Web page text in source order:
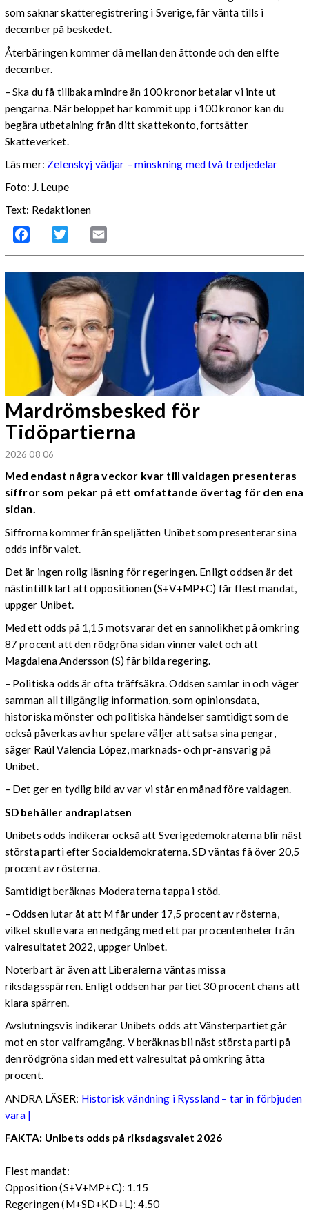
som saknar skatteregistrering i Sverige, får vänta tills i
december på beskedet.
Återbäringen kommer då mellan den åttonde och den elfte
december.
– Ska du få tillbaka mindre än 100 kronor betalar vi inte ut
pengarna. När beloppet har kommit upp i 100 kronor kan du
begära utbetalning från ditt skattekonto, fortsätter
Skatteverket.
Läs mer: Zelenskyj vädjar – minskning med två tredjedelar
Foto: J. Leupe
Text: Redaktionen
Facebook Twitter
Mardrömsbesked för
Tidöpartierna
2026 08 06
Med endast några veckor kvar till valdagen presenteras
siffror som pekar på ett omfattande övertag för den ena
sidan.
Siffrorna kommer från speljätten Unibet som presenterar sina
odds inför valet.
Det är ingen rolig läsning för regeringen. Enligt oddsen är det
nästintill klart att oppositionen (S+V+MP+C) får flest mandat,
uppger Unibet.
Med ett odds på 1,15 motsvarar det en sannolikhet på omkring
87 procent att den rödgröna sidan vinner valet och att
Magdalena Andersson (S) får bilda regering.
– Politiska odds är ofta träffsäkra. Oddsen samlar in och väger
samman all tillgänglig information, som opinionsdata,
historiska mönster och politiska händelser samtidigt som de
också påverkas av hur spelare väljer att satsa sina pengar,
säger Raúl Valencia López, marknads- och pr-ansvarig på
Unibet.
– Det ger en tydlig bild av var vi står en månad före valdagen.
SD behåller andraplatsen
Unibets odds indikerar också att Sverigedemokraterna blir näst
största parti efter Socialdemokraterna. SD väntas få över 20,5
procent av rösterna.
Samtidigt beräknas Moderaterna tappa i stöd.
– Oddsen lutar åt att M får under 17,5 procent av rösterna,
vilket skulle vara en nedgång med ett par procentenheter från
valresultatet 2022, uppger Unibet.
Noterbart är även att Liberalerna väntas missa
riksdagsspärren. Enligt oddsen har partiet 30 procent chans att
klara spärren.
Avslutningsvis indikerar Unibets odds att Vänsterpartiet går
mot en stor valframgång. V beräknas bli näst största parti på
den rödgröna sidan med ett valresultat på omkring åtta
procent.
ANDRA LÄSER: Historisk vändning i Ryssland – tar in förbjuden
vara |
FAKTA: Unibets odds på riksdagsvalet 2026
Flest mandat:
Opposition (S+V+MP+C): 1.15
Regeringen (M+SD+KD+L): 4.50